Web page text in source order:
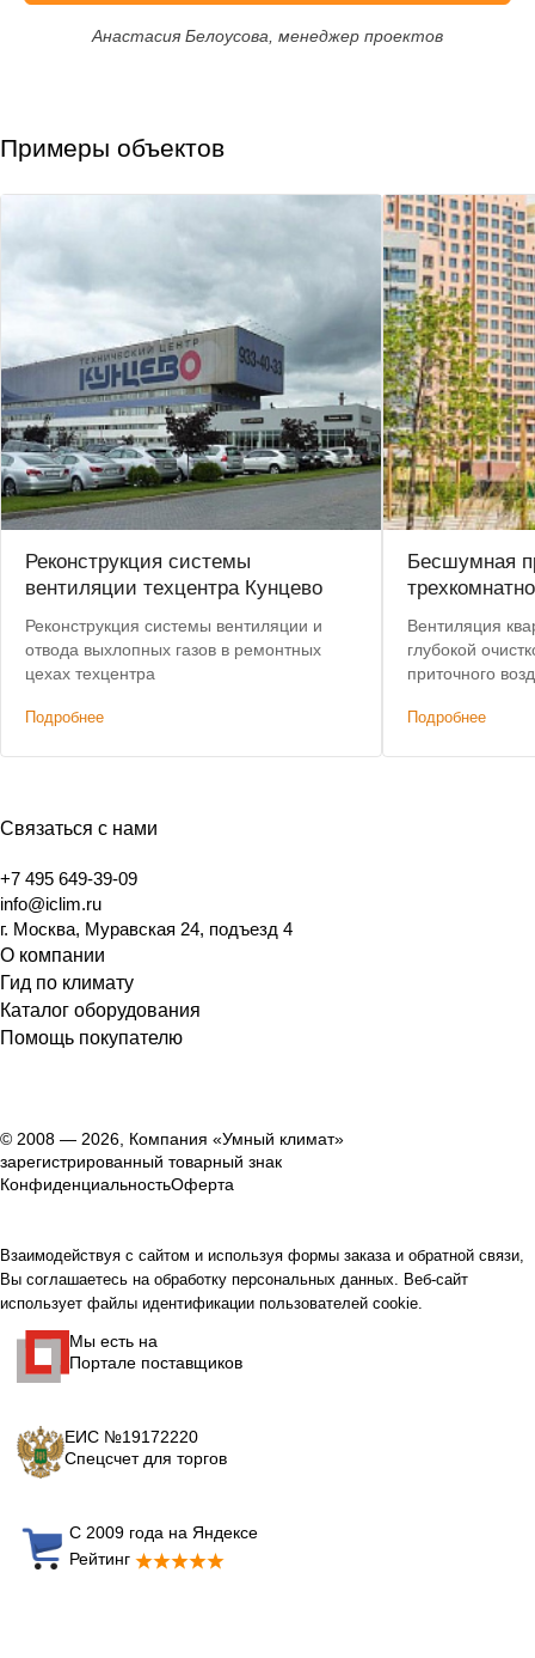
Анастасия Белоусова, менеджер проектов
Примеры объектов
Реконструкция системы
вентиляции техцентра Кунцево
Реконструкция системы вентиляции и
отвода выхлопных газов в ремонтных
цехах техцентра
Подробнее
Бесшумная
Вентиляция
глубокой
приточного
Подробнее
Связаться с нами
+7 495 649-39-09
info@iclim.ru
г. Москва, Муравская 24, подъезд 4
О компании
Гид по климату
Каталог оборудования
Помощь покупателю
© 2008 — 2026, Компания «Умный климат»
зарегистрированный товарный знак
КонфиденциальностьОферта
Взаимодействуя с сайтом и используя формы заказа и обратной связи,
Вы соглашаетесь на обработку персональных данных. Веб-сайт
использует файлы идентификации пользователей cookie.
Мы есть на
Портале поставщиков
ЕИС №19172220
Спецсчет для торгов
С 2009 года на Яндексе
Рейтинг